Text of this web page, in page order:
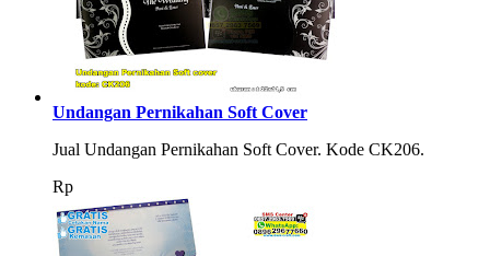
Undangan Pernikahan Soft Cover
Jual Undangan Pernikahan Soft Cover. Kode CK206.
Rp